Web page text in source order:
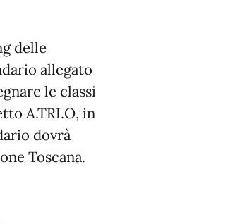
delle
allegato
le classi
A.TRI.O, in
dovrà
Toscana.